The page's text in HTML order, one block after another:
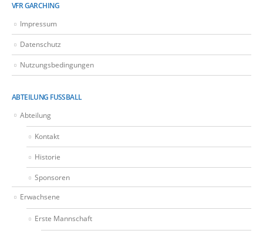
VFR GARCHING
Impressum
Datenschutz
Nutzungsbedingungen
ABTEILUNG FUSSBALL
Abteilung
Kontakt
Historie
Sponsoren
Erwachsene
Erste Mannschaft